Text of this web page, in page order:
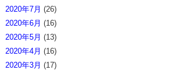
2020年7月 (26)
2020年6月 (16)
2020年5月 (13)
2020年4月 (16)
2020年3月 (17)